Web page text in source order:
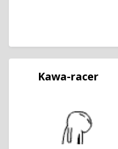
Kawa-racer